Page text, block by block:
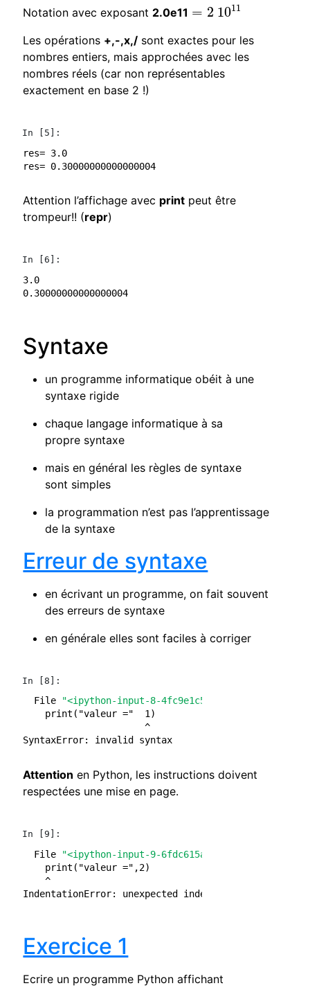
Notation avec exposant 2.0e11 = 2 1011
=2 1011
Les opérations +,-,x,/ sont exactes pour les
nombres entiers, mais approchées avec les
nombres réels (car non représentables
exactement en base 2 !)
In [5]:
res= 3.0
Attention l’affichage avec print peut être
trompeur!! (repr)
In [6]:
3.0
Syntaxe
un programme informatique obéit à une
syntaxe rigide
chaque langage informatique à sa
propre syntaxe
mais en général les règles de syntaxe
sont simples
la programmation n’est pas l’apprentissage
de la syntaxe
Erreur de syntaxe
en écrivant un programme, on fait souvent
des erreurs de syntaxe
en générale elles sont faciles à corriger
In [8]:
  File
"<ipython-input-8-4fc9e1c50a01>"
    print("valeur ="  1)
SyntaxError:
Attention en Python, les instructions doivent
respectées une mise en page.
In [9]:
  File
"<ipython-input-9-6fdc615a9693>"
    print("valeur =",2)
IndentationError:
Exercice 1
Ecrire un programme Python affichant